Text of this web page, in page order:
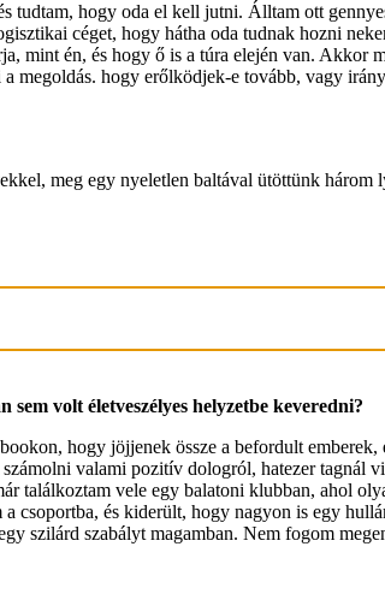
tudtam, hogy oda el kell jutni. Álltam ott
céget, hogy hátha oda tudnak hozni
mint én, és hogy ő is a túra elején van. Akkor
megoldás. hogy erőlködjek-e tovább, vagy
meg egy nyeletlen baltával ütöttünk három
volt életveszélyes helyzetbe keveredni?
hogy jöjjenek össze a befordult emberek,
valami pozitív dologról, hatezer
találkoztam vele egy balatoni klubban, ahol
csoportba, és kiderült, hogy nagyon is egy
szilárd szabályt magamban. Nem fogom